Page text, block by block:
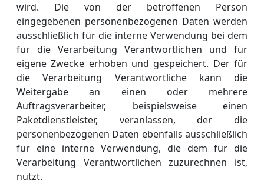
wird. Die von der betroffenen Person
eingegebenen personenbezogenen Daten werden
ausschließlich für die interne Verwendung bei dem
für die Verarbeitung Verantwortlichen und für
eigene Zwecke erhoben und gespeichert. Der für
die Verarbeitung Verantwortliche kann die
Weitergabe an einen oder mehrere
Auftragsverarbeiter, beispielsweise einen
Paketdienstleister, veranlassen, der die
personenbezogenen Daten ebenfalls ausschließlich
für eine interne Verwendung, die dem für die
Verarbeitung Verantwortlichen zuzurechnen ist,
nutzt.